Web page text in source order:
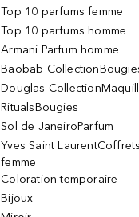
Top 10 parfums femme
Top 10 parfums homme
Armani Parfum homme
Baobab
Douglas
RitualsBougies
Sol de JaneiroParfum
Yves Saint
femme
Coloration temporaire
Bijoux